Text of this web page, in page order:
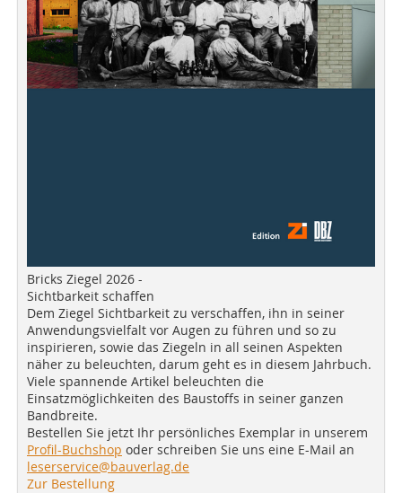
Bricks Ziegel 2026 -
Sichtbarkeit schaffen
Dem Ziegel Sichtbarkeit zu verschaffen, ihn in seiner
Anwendungsvielfalt vor Augen zu führen und so zu
inspirieren, sowie das Ziegeln in all seinen Aspekten
näher zu beleuchten, darum geht es in diesem Jahrbuch.
Viele spannende Artikel beleuchten die
Einsatzmöglichkeiten des Baustoffs in seiner ganzen
Bandbreite.
Bestellen Sie jetzt Ihr persönliches Exemplar in unserem
Profil-Buchshop oder schreiben Sie uns eine E-Mail an
leserservice@bauverlag.de
Zur Bestellung